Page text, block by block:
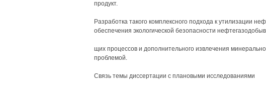
продукт.
Разработка такого комплексного подхода к утилизации
обеспечения экологической безопасности
щих процессов и дополнительного извлечения
проблемой.
Связь темы диссертации с плановыми исследованиями